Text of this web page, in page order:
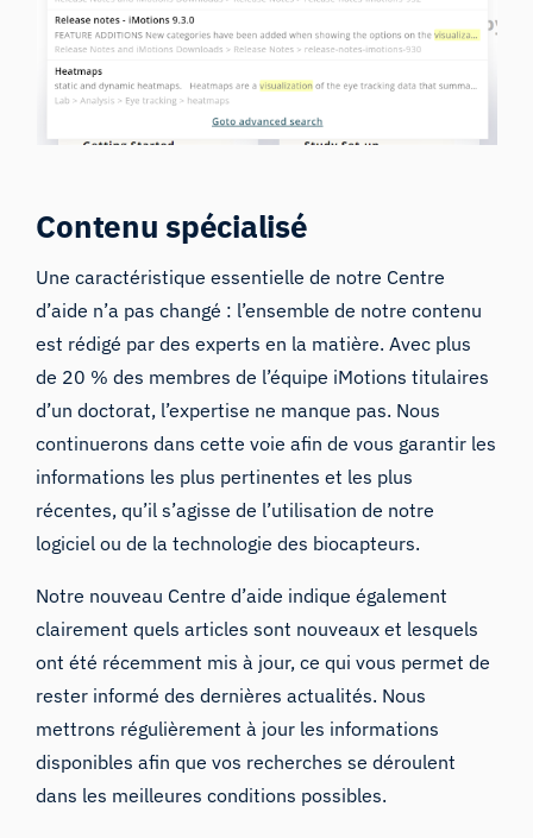
Contenu spécialisé
Une caractéristique essentielle de notre Centre
d’aide n’a pas changé : l’ensemble de notre contenu
est rédigé par des experts en la matière. Avec plus
de 20 % des membres de l’équipe iMotions titulaires
d’un doctorat, l’expertise ne manque pas. Nous
continuerons dans cette voie afin de vous garantir les
informations les plus pertinentes et les plus
récentes, qu’il s’agisse de l’utilisation de notre
logiciel ou de la technologie des biocapteurs.
Notre nouveau Centre d’aide indique également
clairement quels articles sont nouveaux et lesquels
ont été récemment mis à jour, ce qui vous permet de
rester informé des dernières actualités. Nous
mettrons régulièrement à jour les informations
disponibles afin que vos recherches se déroulent
dans les meilleures conditions possibles.